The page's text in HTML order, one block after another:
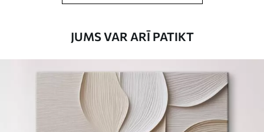
No15.00€
JUMS VAR ARĪ PATIKT